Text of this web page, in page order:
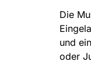
Die
und
oder